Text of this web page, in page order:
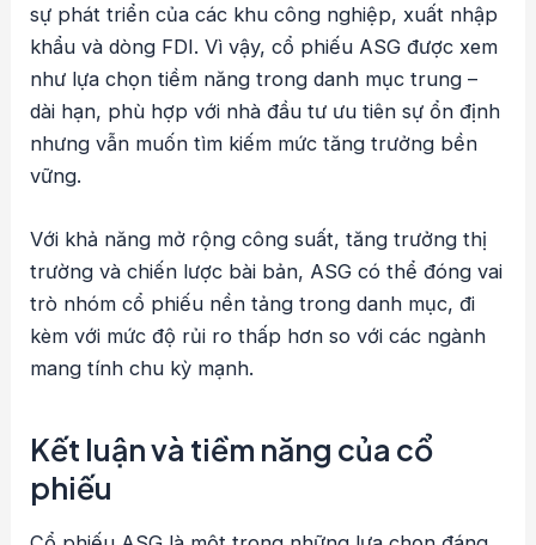
sự phát triển của các khu công nghiệp, xuất nhập
khẩu và dòng FDI. Vì vậy, cổ phiếu ASG được xem
như lựa chọn tiềm năng trong danh mục trung –
dài hạn, phù hợp với nhà đầu tư ưu tiên sự ổn định
nhưng vẫn muốn tìm kiếm mức tăng trưởng bền
vững.
Với khả năng mở rộng công suất, tăng trưởng thị
trường và chiến lược bài bản, ASG có thể đóng vai
trò nhóm cổ phiếu nền tảng trong danh mục, đi
kèm với mức độ rủi ro thấp hơn so với các ngành
mang tính chu kỳ mạnh.
Kết luận và tiềm năng của cổ
phiếu